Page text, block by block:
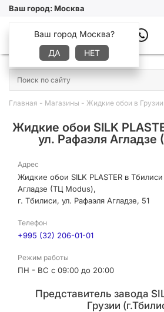
Ваш город:Москва
Ваш город Москва?
ДА
НЕТ
Главная - Магазины - Жидкие обои в Грузии
Жидкие обои SILK
ул. Рафаэля Агладзе
Адрес
Жидкие обои SILK PLASTER в
Агладзе (ТЦ Modus),
г. Тбилиси, ул. Рафаэля Агладзе, 51
Телефон
+995 (32) 206-01-01
Режим работы
ПН - ВС с 09:00 до 20:00
Представитель завода
Грузии